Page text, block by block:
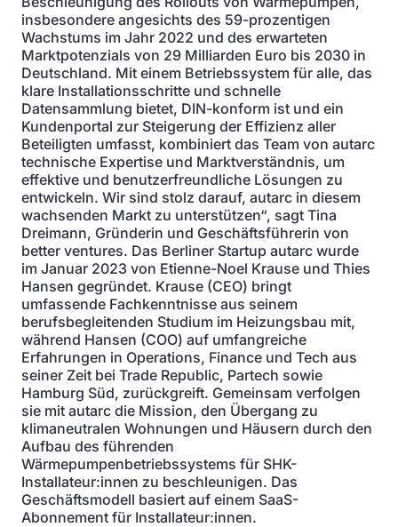
insbesondere angesichts des 59-prozentigen
Wachstums im Jahr 2022 und des erwarteten
Marktpotenzials von 29 Milliarden Euro bis 2030 in
Deutschland. Mit einem Betriebssystem für alle, das
klare Installationsschritte und schnelle
Datensammlung bietet, DIN-konform ist und ein
Kundenportal zur Steigerung der Effizienz aller
Beteiligten umfasst, kombiniert das Team von autarc
technische Expertise und Marktverständnis, um
effektive und benutzerfreundliche Lösungen zu
entwickeln. Wir sind stolz darauf, autarc in diesem
wachsenden Markt zu unterstützen“, sagt Tina
Dreimann, Gründerin und Geschäftsführerin von
better ventures. Das Berliner Startup autarc wurde
im Januar 2023 von Etienne-Noel Krause und Thies
Hansen gegründet. Krause (CEO) bringt
umfassende Fachkenntnisse aus seinem
berufsbegleitenden Studium im Heizungsbau mit,
während Hansen (COO) auf umfangreiche
Erfahrungen in Operations, Finance und Tech aus
seiner Zeit bei Trade Republic, Partech sowie
Hamburg Süd, zurückgreift. Gemeinsam verfolgen
sie mit autarc die Mission, den Übergang zu
klimaneutralen Wohnungen und Häusern durch den
Aufbau des führenden
Wärmepumpenbetriebssystems für SHK-
Installateur:innen zu beschleunigen. Das
Geschäftsmodell basiert auf einem SaaS-
Abonnement für Installateur:innen.